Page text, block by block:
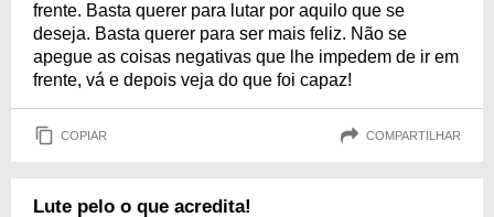
frente. Basta querer para lutar por aquilo que se
deseja. Basta querer para ser mais feliz. Não se
apegue as coisas negativas que lhe impedem de ir em
frente, vá e depois veja do que foi capaz!
COPIAR COMPARTILHAR
Lute pelo o que acredita!